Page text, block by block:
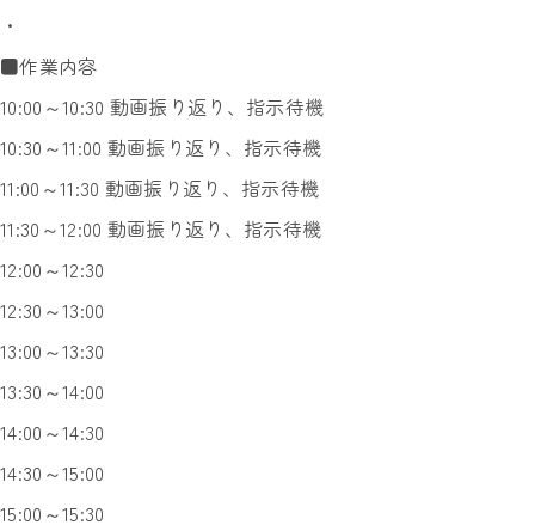
・
■作業内容
10:00～10:30 動画振り返り、指示待機
10:30～11:00 動画振り返り、指示待機
11:00～11:30 動画振り返り、指示待機
11:30～12:00 動画振り返り、指示待機
12:00～12:30
12:30～13:00
13:00～13:30
13:30～14:00
14:00～14:30
14:30～15:00
15:00～15:30